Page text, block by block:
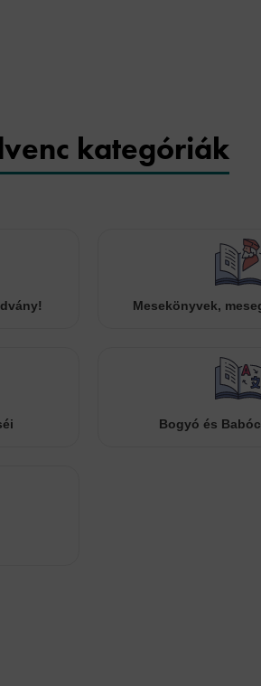
kategóriák
Mesekönyvek,
Bogyó és